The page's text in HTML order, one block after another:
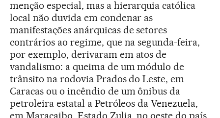
menção especial, mas a hierarquia católica
local não duvida em condenar as
manifestações anárquicas de setores
contrários ao regime, que na segunda-feira,
por exemplo, derivaram em atos de
vandalismo: a queima de um módulo de
trânsito na rodovia Prados do Leste, em
Caracas ou o incêndio de um ônibus da
petroleira estatal a Petróleos da Venezuela,
em Maracaibo, Estado Zulia, no oeste do país.